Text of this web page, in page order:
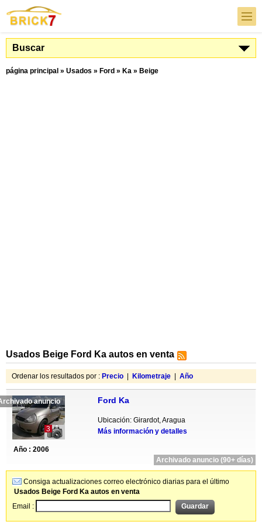
Buscar
página principal » Usados » Ford » Ka » Beige
Usados Beige Ford Ka autos en venta
Ordenar los resultados por : Precio Kilometraje Año
anuncio
3
Ford Ka
Ubicación: Girardot, Aragua
Más información y detalles
Año : 2006
Archivado anuncio (90+ días)
Consiga actualizaciones correo electrónico diarias para el último
Usados Beige Ford Ka autos en venta
Email :